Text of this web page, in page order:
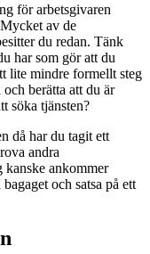
för arbetsgivaren
av de
du redan. Tänk
har som gör att du
lite mindre formellt steg
berätta att du är
söka tjänsten?
då har du tagit ett
andra
kanske ankommer
och satsa på ett